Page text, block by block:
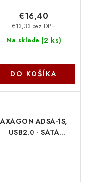
Na sklade (2 ks)
€13,33 bez DPH
€16,40
DO KOŠÍKA
AXAGON ADSA-1S,
USB2.0 - SATA